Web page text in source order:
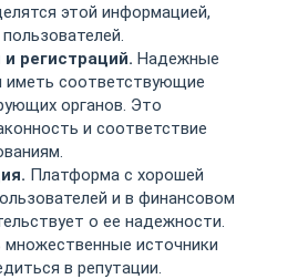
этой информацией,
регистраций. Надежные
соответствующие
органов. Это
и соответствие
Платформа с хорошей
и в финансовом
о ее надежности.
источники
в репутации.